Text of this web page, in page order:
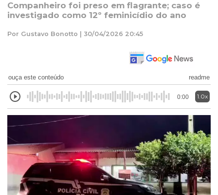
Companheiro foi preso em flagrante; caso é
investigado como 12º feminicídio do ano
Por Gustavo Bonotto | 30/04/2026 20:45
ouça este conteúdo readme
0:00 1.0x